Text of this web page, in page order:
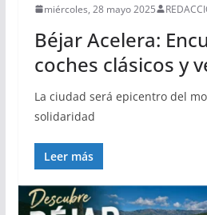
miércoles, 28 mayo 2025
Béjar Acelera:
coches clásicos y
La ciudad será epicentro del
solidaridad
Leer más